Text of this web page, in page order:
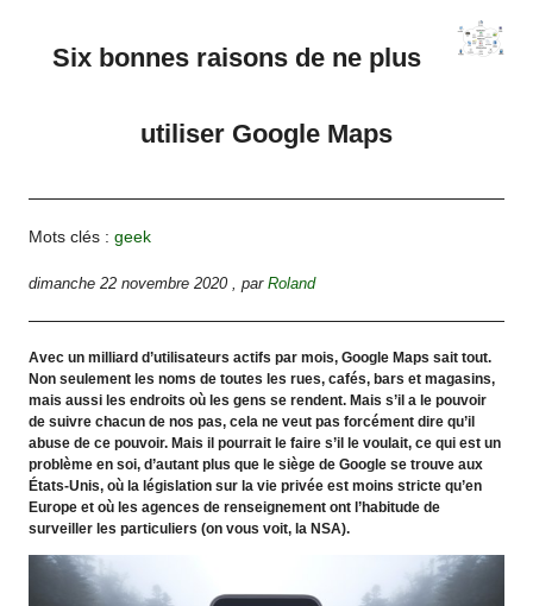
Six bonnes raisons de ne plus
utiliser Google Maps
Mots clés :geek
dimanche 22 novembre 2020 ,parRoland
Avec un milliard d’utilisateurs actifs par mois, Google Maps sait tout.
Non seulement les noms de toutes les rues, cafés, bars et magasins,
mais aussi les endroits où les gens se rendent. Mais s’il a le pouvoir
de suivre chacun de nos pas, cela ne veut pas forcément dire qu’il
abuse de ce pouvoir. Mais il pourrait le faire s’il le voulait, ce qui est un
problème en soi, d’autant plus que le siège de Google se trouve aux
États-Unis, où la législation sur la vie privée est moins stricte qu’en
Europe et où les agences de renseignement ont l’habitude de
surveiller les particuliers (on vous voit, la NSA).